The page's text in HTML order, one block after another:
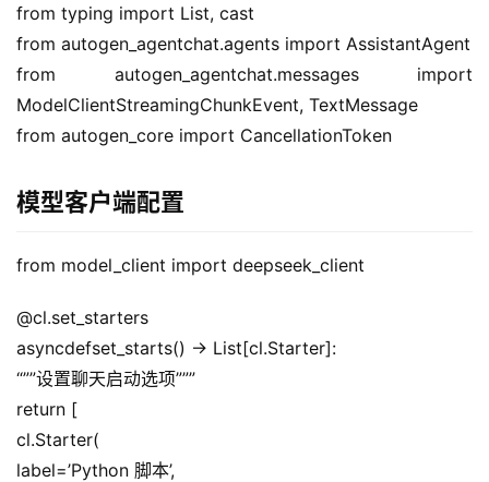
from typing import List, cast
from autogen_agentchat.agents import AssistantAgent
from autogen_agentchat.messages import
ModelClientStreamingChunkEvent, TextMessage
from autogen_core import CancellationToken
模型客户端配置
from model_client import deepseek_client
@cl.set_starters
asyncdefset_starts() -> List[cl.Starter]:
“””设置聊天启动选项”””
return [
cl.Starter(
label=’Python 脚本’,